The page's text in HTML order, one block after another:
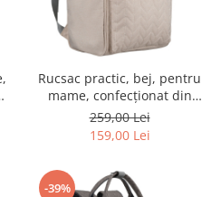
Rucsac practic, bej, pentru
mame, confecționat din
poliester, cu închidere cu
fermoar - Peterson
259,00 Lei
159,00 Lei
-39%